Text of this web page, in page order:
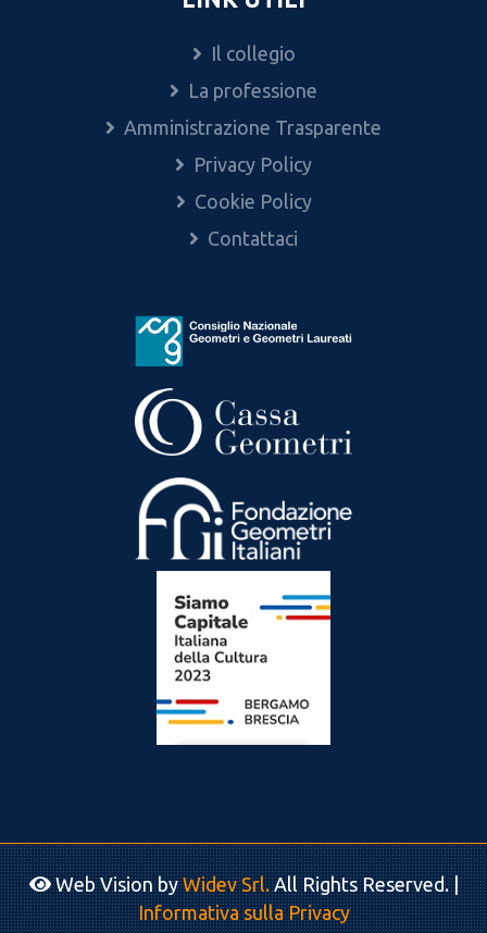
Il collegio
La professione
Amministrazione Trasparente
Privacy Policy
Cookie Policy
Contattaci
Web Vision byWidev Srl.All Rights Reserved. |
Informativa sulla Privacy